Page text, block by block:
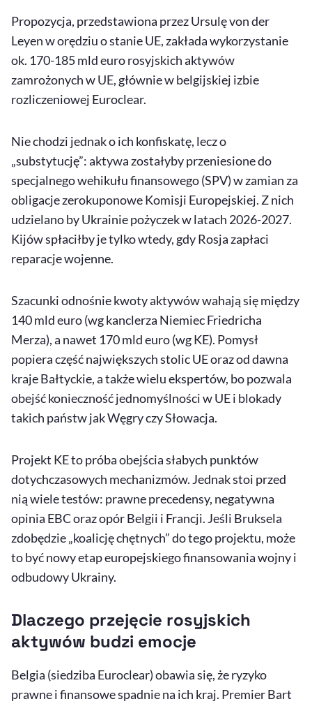
Propozycja, przedstawiona przez Ursulę von der
Leyen w orędziu o stanie UE, zakłada wykorzystanie
ok. 170-185 mld euro rosyjskich aktywów
zamrożonych w UE, głównie w belgijskiej izbie
rozliczeniowej Euroclear.
Nie chodzi jednak o ich konfiskatę, lecz o
„substytucję”: aktywa zostałyby przeniesione do
specjalnego wehikułu finansowego (SPV) w zamian za
obligacje zerokuponowe Komisji Europejskiej. Z nich
udzielano by Ukrainie pożyczek w latach 2026-2027.
Kijów spłaciłby je tylko wtedy, gdy Rosja zapłaci
reparacje wojenne.
Szacunki odnośnie kwoty aktywów wahają się między
140 mld euro (wg kanclerza Niemiec Friedricha
Merza), a nawet 170 mld euro (wg KE). Pomysł
popiera część największych stolic UE oraz od dawna
kraje Bałtyckie, a także wielu ekspertów, bo pozwala
obejść konieczność jednomyślności w UE i blokady
takich państw jak Węgry czy Słowacja.
Projekt KE to próba obejścia słabych punktów
dotychczasowych mechanizmów. Jednak stoi przed
nią wiele testów: prawne precedensy, negatywna
opinia EBC oraz opór Belgii i Francji. Jeśli Bruksela
zdobędzie „koalicję chętnych” do tego projektu, może
to być nowy etap europejskiego finansowania wojny i
odbudowy Ukrainy.
Dlaczego przejęcie rosyjskich
aktywów budzi emocje
Belgia (siedziba Euroclear) obawia się, że ryzyko
prawne i finansowe spadnie na ich kraj. Premier Bart